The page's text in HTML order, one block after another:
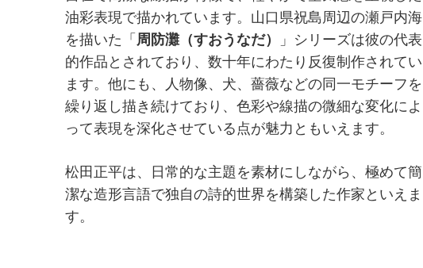
油彩表現で描かれています。山口県祝島周辺の瀬戸内海
を描いた「 周防灘（すおうなだ）
」シリーズは彼の代表
的作品とされており、数十年にわたり反復制作されてい
ます。他にも、人物像、犬、薔薇などの同一モチーフを
繰り返し描き続けており、色彩や線描の微細な変化によ
って表現を深化させている点が魅力ともいえます。
松田正平は、日常的な主題を素材にしながら、極めて簡
潔な造形言語で独自の詩的世界を構築した作家といえま
す。